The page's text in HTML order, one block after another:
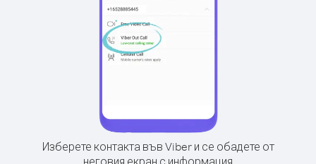
Изберете контакта във Viber и се обадете от
неговия екран с информация